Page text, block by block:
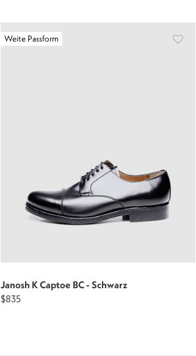
Weite Passform
Janosh K Captoe BC - Schwarz
$835